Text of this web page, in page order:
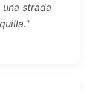
strada